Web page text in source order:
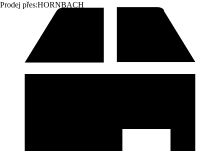
Prodej přes:HORNBACH